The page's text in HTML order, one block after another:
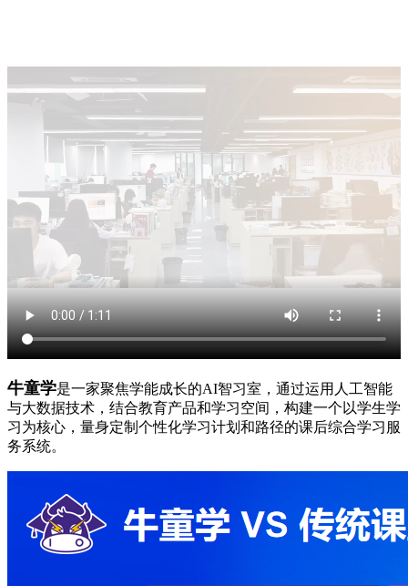
牛童学是一家聚焦学能成长的AI智习室，通过运用人工智能
与大数据技术，结合教育产品和学习空间，构建一个以学生学
习为核心，量身定制个性化学习计划和路径的课后综合学习服
务系统。